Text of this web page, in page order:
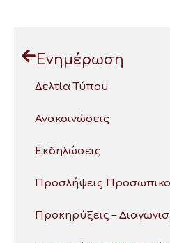
Ενημέρωση
Δελτία Τύπου
Ανακοινώσεις
Εκδηλώσεις
Προσλήψεις
Προκηρύξεις –